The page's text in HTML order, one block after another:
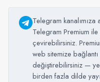
Telegram
Telegram Premium
çevirebilirsiniz.
web sitemize
değiştirebilirsiniz —
birden fazla dilde